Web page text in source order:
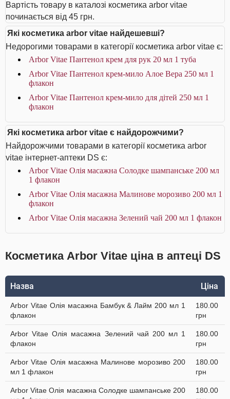
Вартість товару в каталозі косметика arbor vitae
починається від 45 грн.
Які косметика arbor vitae найдешевші?
Недорогими товарами в категорії косметика arbor vitae є:
Arbor Vitae Пантенол крем для рук 20 мл 1 туба
Arbor Vitae Пантенол крем-мило Алое Вера 250 мл 1
флакон
Arbor Vitae Пантенол крем-мило для дітей 250 мл 1
флакон
Які косметика arbor vitae є найдорожчими?
Найдорожчими товарами в категорії косметика arbor
vitae інтернет-аптеки DS є:
Arbor Vitae Олія масажна Солодке шампанське 200 мл
1 флакон
Arbor Vitae Олія масажна Малинове морозиво 200 мл 1
флакон
Arbor Vitae Олія масажна Зелений чай 200 мл 1 флакон
Косметика Arbor Vitae ціна в аптеці DS
Назва Ціна
Arbor Vitae Олія масажна Бамбук & Лайм 200 мл 1
флакон
180.00
грн
Arbor Vitae Олія масажна Зелений чай 200 мл 1
флакон
180.00
грн
Arbor Vitae Олія масажна Малинове морозиво 200
мл 1 флакон
180.00
грн
Arbor Vitae Олія масажна Солодке шампанське 200
180.00